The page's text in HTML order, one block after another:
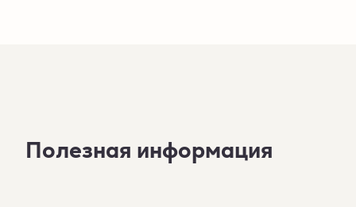
Полезная информация